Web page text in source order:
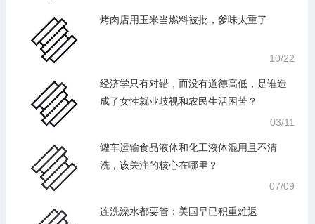
烤肉店用玉米当燃料被批，爹味太重了
10/22
经济学只有对错，而没有道德高低，是谁造
成了女性就业歧视和农民生活困苦？
03/11
罐车运输食品液体和化工液体混用且不清
洗，该关注的核心在哪里？
07/09
连洗澡水都要管：美国早已积重难返